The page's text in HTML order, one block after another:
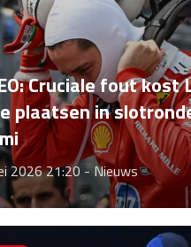
Cruciale fout kost
plaatsen in
2026 21:20 -Nieuws